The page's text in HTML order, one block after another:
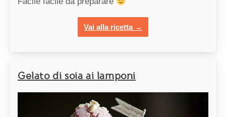
Vai alla ricetta →
Gelato di soia ai lamponi